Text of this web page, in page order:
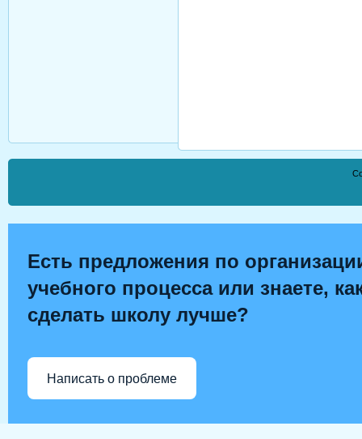
Есть предложения по
учебного процесса или знаете,
сделать школу лучше?
Написать о проблеме